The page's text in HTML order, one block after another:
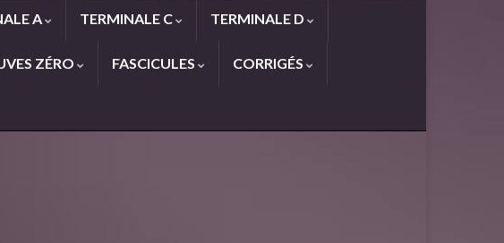
A TERMINALE C TERMINALE D
ZÉRO FASCICULES CORRIGÉS